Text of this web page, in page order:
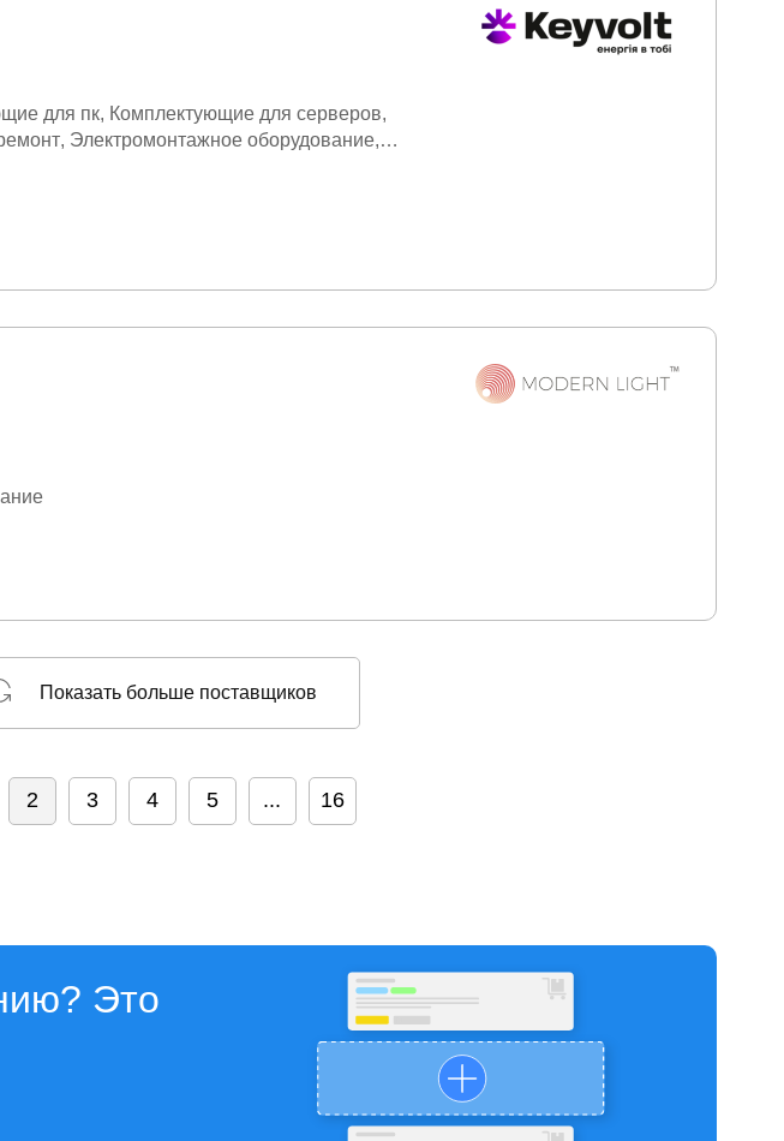
для пк Комплектующие для серверов
Электромонтажное оборудование
Показать больше поставщиков
2 3 4 5 ... 16
Это